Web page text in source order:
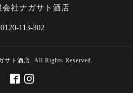
会社ナガサト酒店
0120-113-302
サト酒店. All Rights Reserved.